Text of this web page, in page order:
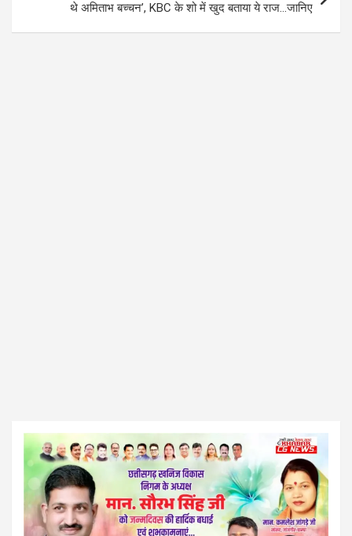
थे अमिताभ बच्चन’, KBC के शो में खुद बताया ये राज…जानिए